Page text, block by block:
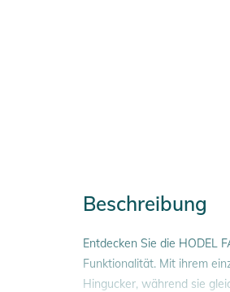
Beschreibung
Entdecken Sie die HODEL
Funktionalität. Mit ihrem
Hingucker, während sie